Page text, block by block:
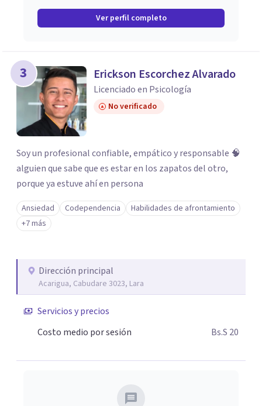
Ver perfil completo
3 Erickson Escorchez Alvarado
Licenciado en Psicología
No verificado
Soy un profesional confiable, empático y responsable 🧠
alguien que sabe que es estar en los zapatos del otro,
porque ya estuve ahí en persona
Ansiedad Codependencia
Habilidades de afrontamiento
+7 más
Dirección principal
Acarigua, Cabudare 3023, Lara
Servicios y precios
Costo medio por sesión
Bs.S 20